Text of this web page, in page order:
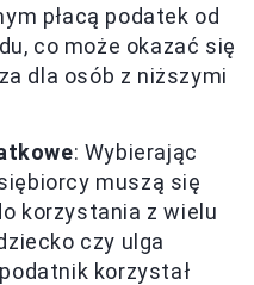
płacą podatek od
co może okazać się
dla osób z niższymi
: Wybierając
muszą się
korzystania z wielu
czy ulga
korzystał